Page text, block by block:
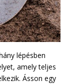
lépésben
amely teljes
Ásson egy